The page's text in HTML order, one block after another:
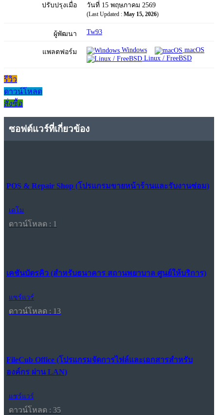
ปรับปรุงเมื่อ วันที่ 15 พฤษภาคม 2569
(Last Updated : May 15, 2026)
ผู้พัฒนา Tw93
แพลตฟอร์ม Windows
macOS
Linux / FreeBSD
รีวิว
ดาวน์โหลด
สั่งซื้อ
ซอฟต์แวร์ที่เกี่ยวข้อง
POS & Repair Shop (โปรแกรมขายหน้าร้านและรับงานซ่อม)
เดโม
ดาวน์โหลด : 1
เคชันบัตรคิว (สำหรับธนาคาร สถานพยาบาล ศูนย์ให้บริการ)
แชร์แวร์
ดาวน์โหลด : 13
FileCub Office (โปรแกรมจัดการไฟล์และเอกสารสำหรับ
องค์กร ผ่าน LAN)
แชร์แวร์
ดาวน์โหลด : 35